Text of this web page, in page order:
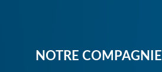
NOTRE COMPAGNIE